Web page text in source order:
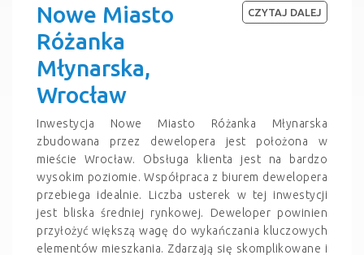
Nowe Miasto
Różanka
Młynarska,
Wrocław
Inwestycja Nowe Miasto Różanka Młynarska
zbudowana przez dewelopera jest położona w
mieście Wrocław. Obsługa klienta jest na bardzo
wysokim poziomie. Współpraca z biurem dewelopera
przebiega idealnie. Liczba usterek w tej inwestycji
jest bliska średniej rynkowej. Deweloper powinien
przyłożyć większą wagę do wykańczania kluczowych
elementów mieszkania. Zdarzają się skomplikowane i
CZYTAJ DALEJ